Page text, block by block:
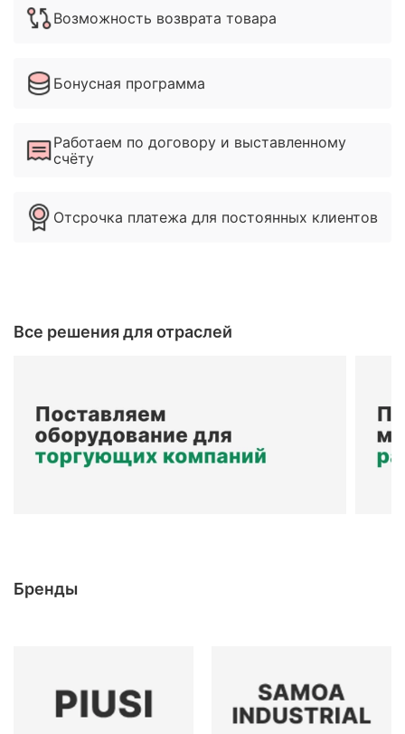
Возможность возврата товара
Бонусная программа
Работаем по договору и выставленному
счёту
Отсрочка платежа для постоянных клиентов
Все решения для отраслей
Бренды